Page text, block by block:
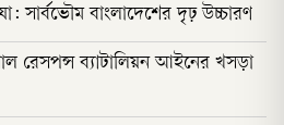
সার্বভৌম বাংলাদেশের দৃঢ় উচ্চারণ
রেসপন্স ব্যাটালিয়ন আইনের খসড়া